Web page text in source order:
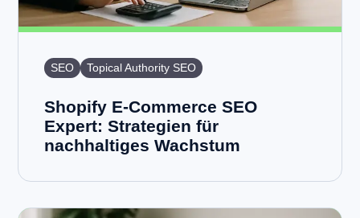
SEO Topical Authority SEO
Shopify E-Commerce SEO
Expert: Strategien für
nachhaltiges Wachstum